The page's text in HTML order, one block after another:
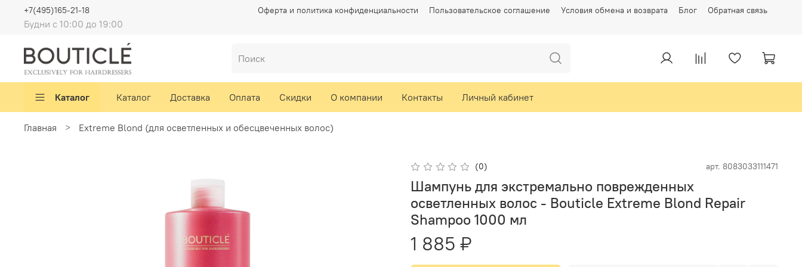
Оферта и политика конфиденциальности Пользовательское соглашение Условия обмена и возврата Блог Обратная связь
Будни с 10:00 до 19:00
+7(495)165-21-18
Каталог Каталог Доставка Оплата Скидки О компании Контакты Личный кабинет
Главная Extreme Blond (для осветленных и обесцвеченных волос)
(0) арт. 8083033111471
Шампунь для экстремально поврежденных
осветленных волос - Bouticle Extreme Blond Repair
Shampoo 1000 мл
1 885 ₽